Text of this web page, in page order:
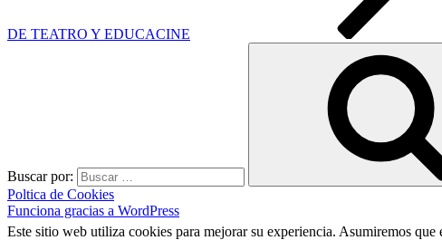
DE TEATRO Y EDUCACINE
Buscar por:
Poltica de Cookies
Funciona gracias a WordPress
Este sitio web utiliza cookies para mejorar su experiencia. Asumiremos